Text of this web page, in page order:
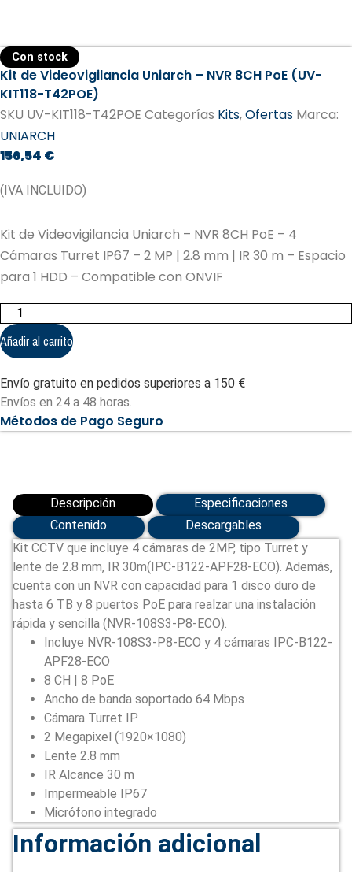
Con stock
Kit de Videovigilancia Uniarch – NVR 8CH PoE (UV-
KIT118-T42POE)
SKU UV-KIT118-T42POE Categorías Kits,Ofertas Marca:
UNIARCH
156,54 €
(IVA INCLUIDO)
Kit de Videovigilancia Uniarch – NVR 8CH PoE – 4
Cámaras Turret IP67 – 2 MP | 2.8 mm | IR 30 m – Espacio
para 1 HDD – Compatible con ONVIF
Kit
de
Videovigilancia
Uniarch
8CH
PoE
(UV-
KIT118-
T42POE)
Añadir al carrito
Envío gratuito en pedidos superiores a 150 €
Envíos en 24 a 48 horas.
Métodos de Pago Seguro
Descripción
Especificaciones
Contenido
Descargables
Kit CCTV que incluye 4 cámaras de 2MP, tipo Turret y
lente de 2.8 mm, IR 30m(IPC-B122-APF28-ECO). Además,
cuenta con un NVR con capacidad para 1 disco duro de
hasta 6 TB y 8 puertos PoE para realzar una instalación
rápida y sencilla (NVR-108S3-P8-ECO).
Incluye NVR-108S3-P8-ECO y 4 cámaras IPC-B122-
APF28-ECO
8 CH | 8 PoE
Ancho de banda soportado 64 Mbps
Cámara Turret IP
2 Megapixel (1920×1080)
Lente 2.8 mm
IR Alcance 30 m
Impermeable IP67
Micrófono integrado
Información adicional